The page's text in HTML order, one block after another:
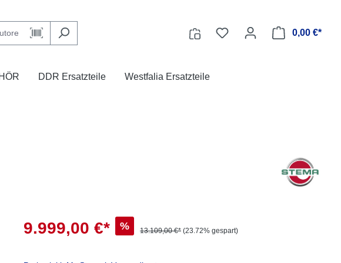
0,00 €*
DDR Ersatzteile Westfalia Ersatzteile
9.999,00 €* % 13.109,00 €* (23.72% gespart)